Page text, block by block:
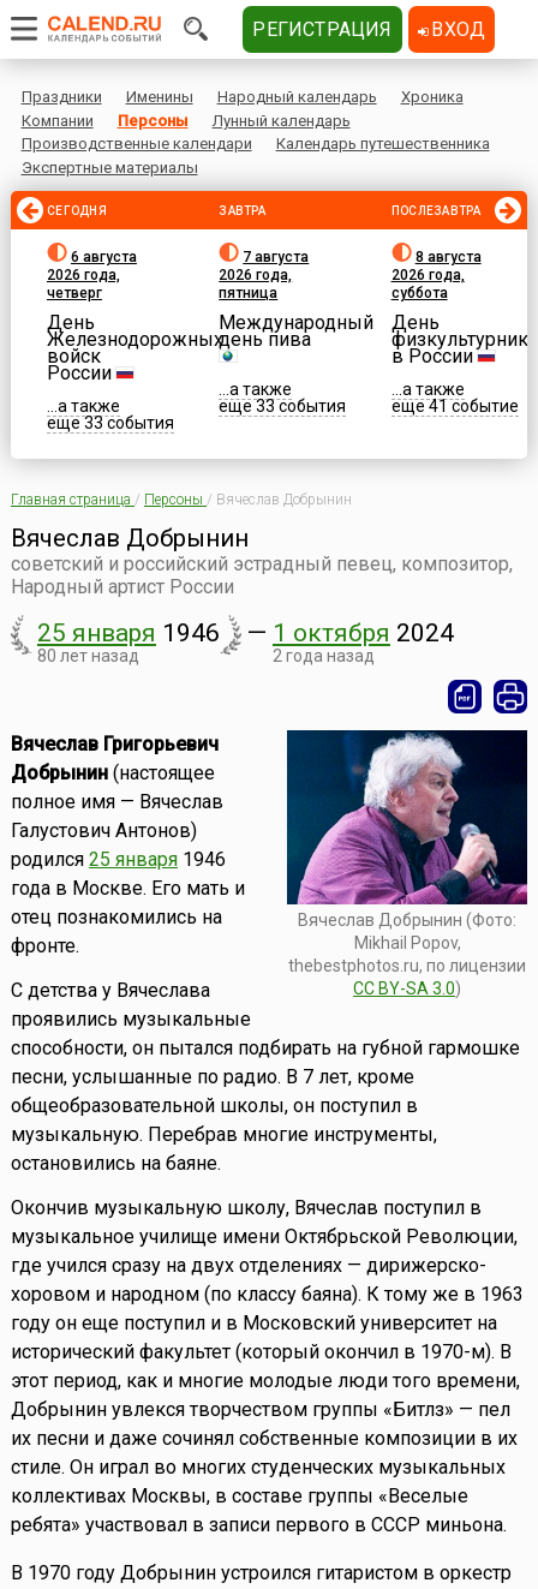
Праздники Именины Народный календарь
Хроника
Компании
Персоны
Лунный календарь
Производственные календари
Календарь путешественника
Экспертные материалы
СЕГОДНЯ
6 августа
2026 года,
четверг
День
Железнодорожных
войск
России
...а также
еще 33 события
ЗАВТРА
7 августа
2026 года,
пятница
Международный
день пива
...а также
еще 33 события
ПОСЛЕЗАВТРА
8 августа
2026 года,
суббота
День
физкультурника
в России
...а также
еще 41 событие
Главная страница / Персоны / Вячеслав Добрынин
Вячеслав Добрынин
советский и российский эстрадный певец, композитор,
Народный артист России
25 января 1946
80 лет назад
— 1 октября 2024
2 года назад
Вячеслав Добрынин (Фото:
Mikhail Popov,
thebestphotos.ru, по лицензии
CC BY-SA 3.0)
Вячеслав Григорьевич
Добрынин(настоящее
полное имя — Вячеслав
Галустович Антонов)
родился 25 января1946
года в Москве. Его мать и
отец познакомились на
фронте.
С детства у Вячеслава
проявились музыкальные
способности, он пытался подбирать на губной гармошке
песни, услышанные по радио. В 7 лет, кроме
общеобразовательной школы, он поступил в
музыкальную. Перебрав многие инструменты,
остановились на баяне.
Окончив музыкальную школу, Вячеслав поступил в
музыкальное училище имени Октябрьской Революции,
где учился сразу на двух отделениях — дирижерско-
хоровом и народном (по классу баяна). К тому же в 1963
году он еще поступил и в Московский университет на
исторический факультет (который окончил в 1970-м). В
этот период, как и многие молодые люди того времени,
Добрынин увлекся творчеством группы «Битлз» — пел
их песни и даже сочинял собственные композиции в их
стиле. Он играл во многих студенческих музыкальных
коллективах Москвы, в составе группы «Веселые
ребята» участвовал в записи первого в СССР миньона.
В 1970 году Добрынин устроился гитаристом в оркестр
РЕГИСТРАЦИЯ ВХОД